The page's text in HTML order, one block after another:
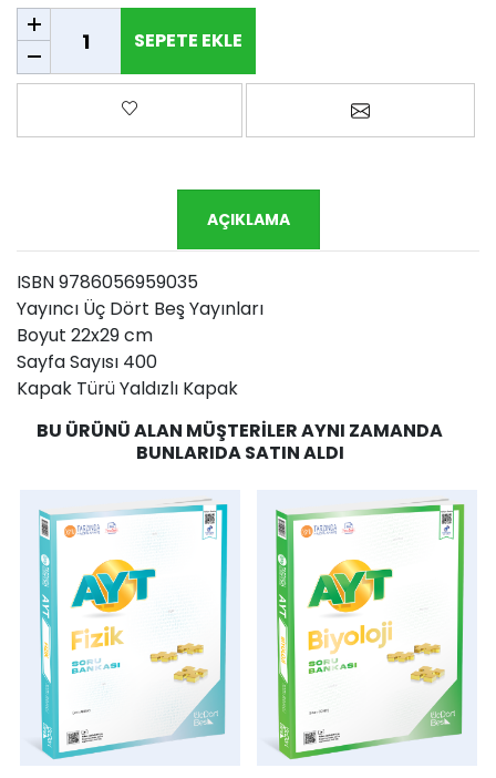
SEPETE EKLE
SEPETE EKLE
Favorilere ekle Arkadaşına
AÇIKLAMA
ISBN 9786056959035
Yayıncı Üç Dört Beş Yayınları
Boyut 22x29 cm
Sayfa Sayısı 400
Kapak Türü Yaldızlı Kapak
BU ÜRÜNÜ ALAN MÜŞTERILER AYNI ZAMANDA
BUNLARIDA SATIN ALDI